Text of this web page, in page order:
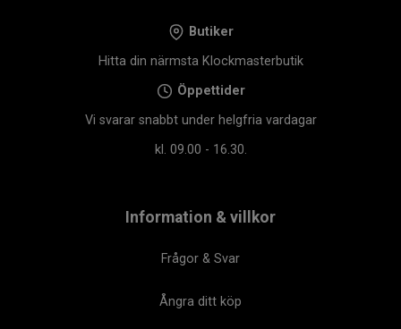
Butiker
Hitta din närmsta Klockmasterbutik
Öppettider
Vi svarar snabbt under helgfria vardagar
kl. 09.00 - 16.30.
Information & villkor
Frågor & Svar
Ångra ditt köp